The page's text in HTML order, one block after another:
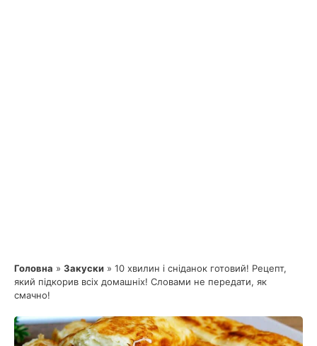
Головна » Закуски » 10 хвилин і сніданок готовий! Рецепт,
який підкорив всіх домашніх! Словами не передати, як
смачно!